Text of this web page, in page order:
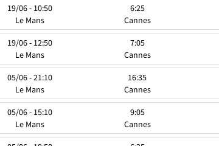
19/06 - 10:50
Le Mans
6:25
Cannes
19/06 - 12:50
Le Mans
7:05
Cannes
05/06 - 21:10
Le Mans
16:35
Cannes
05/06 - 15:10
Le Mans
9:05
Cannes